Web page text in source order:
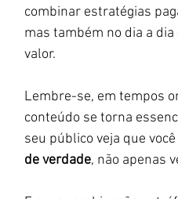
combinar estratégias
mas também no dia a
valor.
Lembre-se, em tempos
conteúdo se torna
seu público veja que
de verdade, não apenas